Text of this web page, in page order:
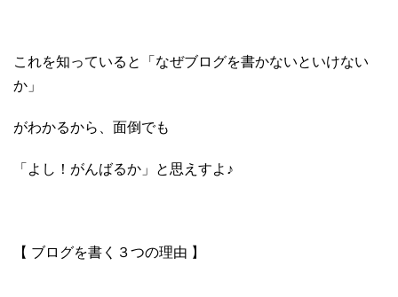
これを知っていると「なぜブログを書かないといけない
か」
がわかるから、面倒でも
「よし！がんばるか」と思えすよ♪
【 ブログを書く３つの理由 】